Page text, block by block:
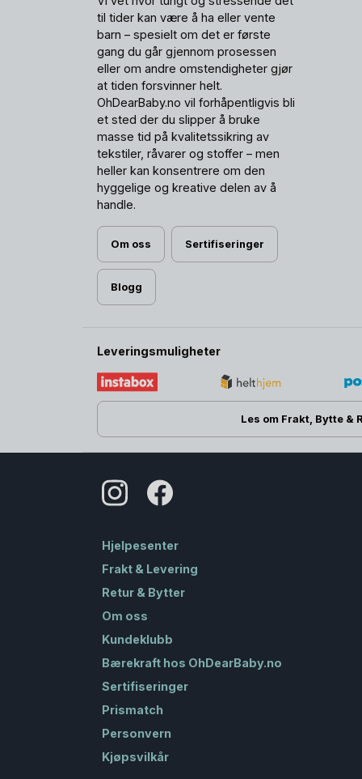
til tider kan være å ha eller vente
barn – spesielt om det er første
gang du går gjennom prosessen
eller om andre omstendigheter gjør
at tiden forsvinner helt.
OhDearBaby.no vil forhåpentligvis bli
et sted der du slipper å bruke
masse tid på kvalitetssikring av
tekstiler, råvarer og stoffer – men
heller kan konsentrere om den
hyggelige og kreative delen av å
handle.
Om oss Sertifiseringer
Blogg
Leveringsmuligheter
Les om Frakt, Bytte &
Hjelpesenter
Frakt & Levering
Retur & Bytter
Om oss
Kundeklubb
Bærekraft hos OhDearBaby.no
Sertifiseringer
Prismatch
Personvern
Kjøpsvilkår